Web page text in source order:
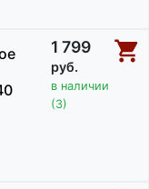
1 799
руб.
в наличии
(3)